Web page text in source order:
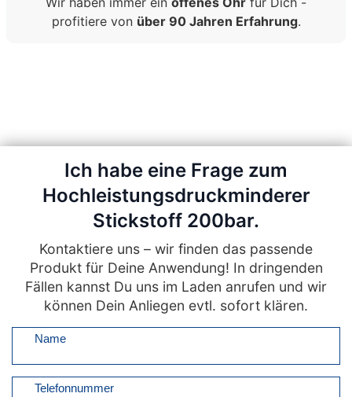
profitiere von über 90 Jahren Erfahrung.
Ich habe eine Frage zum
Hochleistungsdruckminderer
Stickstoff 200bar.
Kontaktiere uns – wir finden das passende
Produkt für Deine Anwendung! In dringenden
Fällen kannst Du uns im Laden anrufen und wir
können Dein Anliegen evtl. sofort klären.
Name
Telefonnummer